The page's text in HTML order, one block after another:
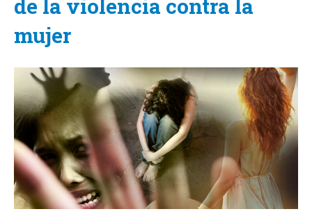
de la violencia contra la
mujer